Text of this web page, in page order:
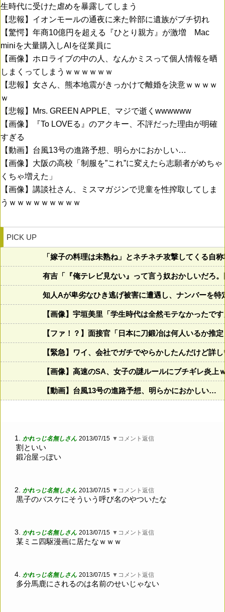
生時代に受けた虐めを暴露してしまう
【悲報】イオンモールの通夜に来た幹部に遺族がブチ切れ
【驚愕】年商10億円を超える『ひとり親方』が激増 Mac
miniを大量購入しAIを従業員に
【画像】ホロライブの中の人、なんかミスって個人情報を晒
しまくってしまうｗｗｗｗｗｗ
【悲報】女さん、熊本地震がきっかけで離婚を決意ｗｗｗｗ
ｗ
【悲報】Mrs. GREEN APPLE、マジで逝くwwwwww
【画像】『To LOVEる』のアクキー、不評だった理由が明確
すぎる
【動画】台風13号の進路予想、明らかにおかしい…
【画像】大阪の高校「制服を”これ”に変えたら志願者がめちゃ
くちゃ増えた」
【画像】講談社さん、ミスマガジンで児童を性搾取してしま
うｗｗｗｗｗｗｗｗｗ
PICK UP
「嫁子の料理は未熟ね」とネチネチ攻撃してくる
有吉「『俺テレビ見ない』って言う奴おかしいだろ
知人Aが卑劣なひき逃げ被害に遭遇し、ナンバーを
【画像】宇垣美里「学生時代は全然モテなかった
【ファ！？】面接官「日本に刀鍛冶は何人いるか
【緊急】ワイ、会社でガチでやらかしたんだけど詳
【画像】高速のSA、女子の謎ルールにブチギレ炎上
【動画】台風13号の進路予想、明らかにおかしい…
1. かれっじ名無しさん 2013/07/15 ▼コメント返信
割といい
鍛冶屋っぽい
2. かれっじ名無しさん 2013/07/15 ▼コメント返信
黒子のバスケにそういう呼び名のやついたな
3. かれっじ名無しさん 2013/07/15 ▼コメント返信
某ミニ四駆漫画に居たなｗｗｗ
4. かれっじ名無しさん 2013/07/15 ▼コメント返信
多分馬鹿にされるのは名前のせいじゃない